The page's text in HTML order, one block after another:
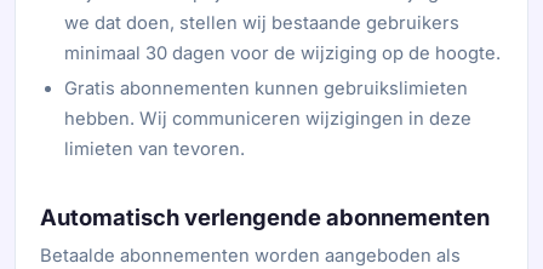
we dat doen, stellen wij bestaande gebruikers
minimaal 30 dagen voor de wijziging op de hoogte.
Gratis abonnementen kunnen gebruikslimieten
hebben. Wij communiceren wijzigingen in deze
limieten van tevoren.
Automatisch verlengende abonnementen
Betaalde abonnementen worden aangeboden als